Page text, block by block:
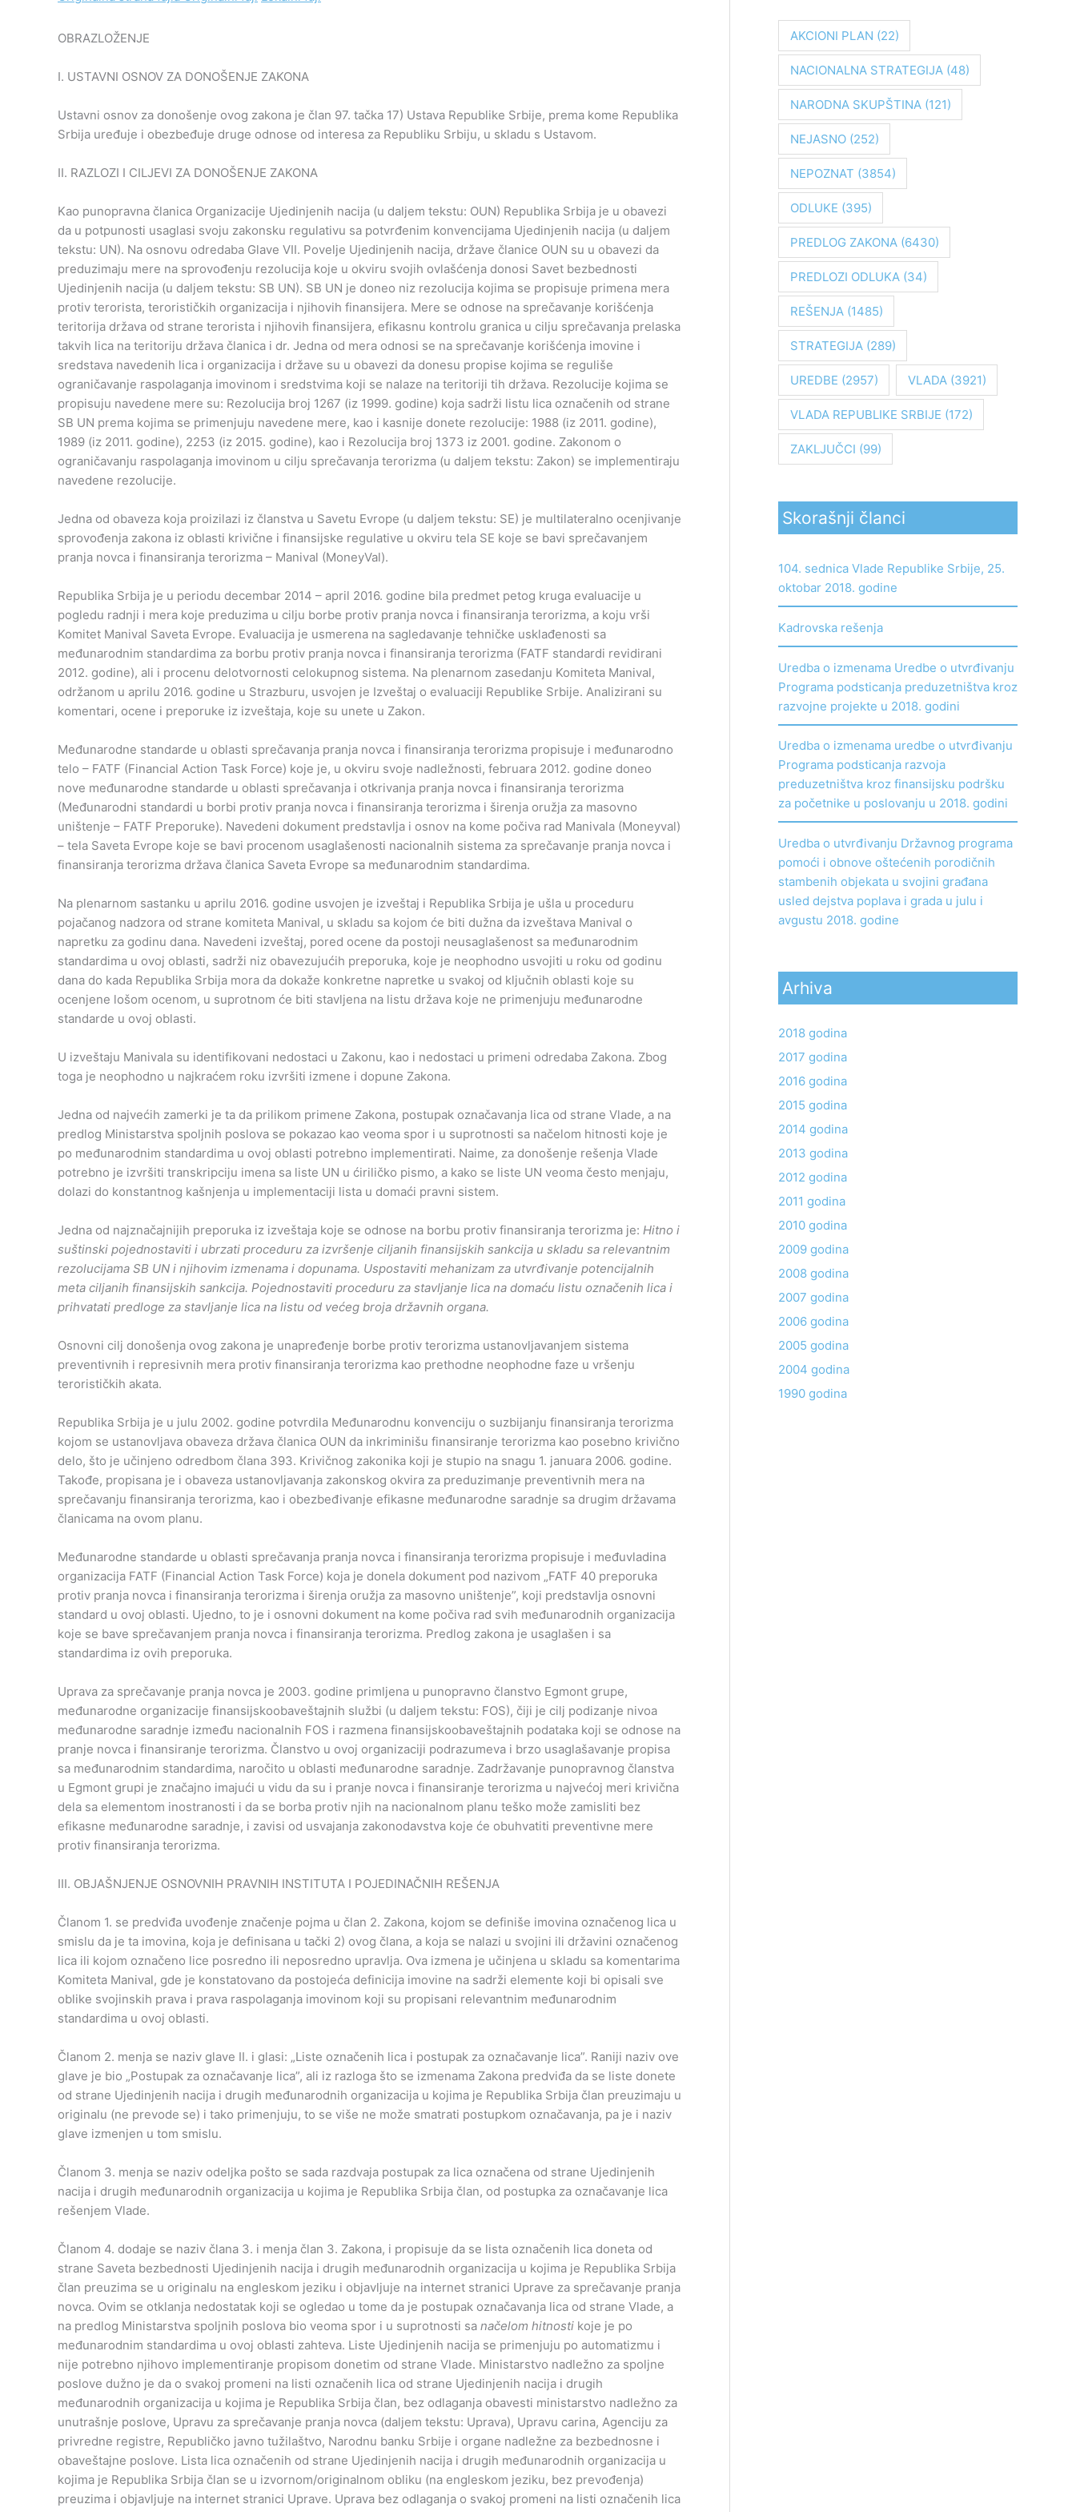
OBRAZLOŽENJE
I. USTAVNI OSNOV ZA DONOŠENJE ZAKONA
Ustavni osnov za donošenje ovog zakona je član 97. tačka 17) Ustava Republike Srbije, prema kome Republika
Srbija uređuje i obezbeđuje druge odnose od interesa za Republiku Srbiju, u skladu s Ustavom.
II. RAZLOZI I CILJEVI ZA DONOŠENJE ZAKONA
Kao punopravna članica Organizacije Ujedinjenih nacija (u daljem tekstu: OUN) Republika Srbija je u obavezi
da u potpunosti usaglasi svoju zakonsku regulativu sa potvrđenim konvencijama Ujedinjenih nacija (u daljem
tekstu: UN). Na osnovu odredaba Glave VII. Povelje Ujedinjenih nacija, države članice OUN su u obavezi da
preduzimaju mere na sprovođenju rezolucija koje u okviru svojih ovlašćenja donosi Savet bezbednosti
Ujedinjenih nacija (u daljem tekstu: SB UN). SB UN je doneo niz rezolucija kojima se propisuje primena mera
protiv terorista, terorističkih organizacija i njihovih finansijera. Mere se odnose na sprečavanje korišćenja
teritorija država od strane terorista i njihovih finansijera, efikasnu kontrolu granica u cilju sprečavanja prelaska
takvih lica na teritoriju država članica i dr. Jedna od mera odnosi se na sprečavanje korišćenja imovine i
sredstava navedenih lica i organizacija i države su u obavezi da donesu propise kojima se reguliše
ograničavanje raspolaganja imovinom i sredstvima koji se nalaze na teritoriji tih država. Rezolucije kojima se
propisuju navedene mere su: Rezolucija broj 1267 (iz 1999. godine) koja sadrži listu lica označenih od strane
SB UN prema kojima se primenjuju navedene mere, kao i kasnije donete rezolucije: 1988 (iz 2011. godine),
1989 (iz 2011. godine), 2253 (iz 2015. godine), kao i Rezolucija broj 1373 iz 2001. godine. Zakonom o
ograničavanju raspolaganja imovinom u cilju sprečavanja terorizma (u daljem tekstu: Zakon) se implementiraju
navedene rezolucije.
Jedna od obaveza koja proizilazi iz članstva u Savetu Evrope (u daljem tekstu: SE) je multilateralno ocenjivanje
sprovođenja zakona iz oblasti krivične i finansijske regulative u okviru tela SE koje se bavi sprečavanjem
pranja novca i finansiranja terorizma – Manival (MoneyVal).
Republika Srbija je u periodu decembar 2014 – april 2016. godine bila predmet petog kruga evaluacije u
pogledu radnji i mera koje preduzima u cilju borbe protiv pranja novca i finansiranja terorizma, a koju vrši
Komitet Manival Saveta Evrope. Evaluacija je usmerena na sagledavanje tehničke usklađenosti sa
međunarodnim standardima za borbu protiv pranja novca i finansiranja terorizma (FATF standardi revidirani
2012. godine), ali i procenu delotvornosti celokupnog sistema. Na plenarnom zasedanju Komiteta Manival,
održanom u aprilu 2016. godine u Strazburu, usvojen je Izveštaj o evaluaciji Republike Srbije. Analizirani su
komentari, ocene i preporuke iz izveštaja, koje su unete u Zakon.
Međunarodne standarde u oblasti sprečavanja pranja novca i finansiranja terorizma propisuje i međunarodno
telo – FATF (Financial Action Task Force) koje je, u okviru svoje nadležnosti, februara 2012. godine doneo
nove međunarodne standarde u oblasti sprečavanja i otkrivanja pranja novca i finansiranja terorizma
(Međunarodni standardi u borbi protiv pranja novca i finansiranja terorizma i širenja oružja za masovno
uništenje – FATF Preporuke). Navedeni dokument predstavlja i osnov na kome počiva rad Manivala (Moneyval)
– tela Saveta Evrope koje se bavi procenom usaglašenosti nacionalnih sistema za sprečavanje pranja novca i
finansiranja terorizma država članica Saveta Evrope sa međunarodnim standardima.
Na plenarnom sastanku u aprilu 2016. godine usvojen je izveštaj i Republika Srbija je ušla u proceduru
pojačanog nadzora od strane komiteta Manival, u skladu sa kojom će biti dužna da izveštava Manival o
napretku za godinu dana. Navedeni izveštaj, pored ocene da postoji neusaglašenost sa međunarodnim
standardima u ovoj oblasti, sadrži niz obavezujućih preporuka, koje je neophodno usvojiti u roku od godinu
dana do kada Republika Srbija mora da dokaže konkretne napretke u svakoj od ključnih oblasti koje su
ocenjene lošom ocenom, u suprotnom će biti stavljena na listu država koje ne primenjuju međunarodne
standarde u ovoj oblasti.
U izveštaju Manivala su identifikovani nedostaci u Zakonu, kao i nedostaci u primeni odredaba Zakona. Zbog
toga je neophodno u najkraćem roku izvršiti izmene i dopune Zakona.
Jedna od najvećih zamerki je ta da prilikom primene Zakona, postupak označavanja lica od strane Vlade, a na
predlog Ministarstva spoljnih poslova se pokazao kao veoma spor i u suprotnosti sa načelom hitnosti koje je
po međunarodnim standardima u ovoj oblasti potrebno implementirati. Naime, za donošenje rešenja Vlade
potrebno je izvršiti transkripciju imena sa liste UN u ćiriličko pismo, a kako se liste UN veoma često menjaju,
dolazi do konstantnog kašnjenja u implementaciji lista u domaći pravni sistem.
Jedna od najznačajnijih preporuka iz izveštaja koje se odnose na borbu protiv finansiranja terorizma je: Hitno i
suštinski pojednostaviti i ubrzati proceduru za izvršenje ciljanih finansijskih sankcija u skladu sa relevantnim
rezolucijama SB UN i njihovim izmenama i dopunama. Uspostaviti mehanizam za utvrđivanje potencijalnih
meta ciljanih finansijskih sankcija. Pojednostaviti proceduru za stavljanje lica na domaću listu označenih lica i
prihvatati predloge za stavljanje lica na listu od većeg broja državnih organa.
Osnovni cilj donošenja ovog zakona je unapređenje borbe protiv terorizma ustanovljavanjem sistema
preventivnih i represivnih mera protiv finansiranja terorizma kao prethodne neophodne faze u vršenju
terorističkih akata.
Republika Srbija je u julu 2002. godine potvrdila Međunarodnu konvenciju o suzbijanju finansiranja terorizma
kojom se ustanovljava obaveza država članica OUN da inkriminišu finansiranje terorizma kao posebno krivično
delo, što je učinjeno odredbom člana 393. Krivičnog zakonika koji je stupio na snagu 1. januara 2006. godine.
Takođe, propisana je i obaveza ustanovljavanja zakonskog okvira za preduzimanje preventivnih mera na
sprečavanju finansiranja terorizma, kao i obezbeđivanje efikasne međunarodne saradnje sa drugim državama
članicama na ovom planu.
Međunarodne standarde u oblasti sprečavanja pranja novca i finansiranja terorizma propisuje i međuvladina
organizacija FATF (Financial Action Task Force) koja je donela dokument pod nazivom „FATF 40 preporuka
protiv pranja novca i finansiranja terorizma i širenja oružja za masovno uništenje”, koji predstavlja osnovni
standard u ovoj oblasti. Ujedno, to je i osnovni dokument na kome počiva rad svih međunarodnih organizacija
koje se bave sprečavanjem pranja novca i finansiranja terorizma. Predlog zakona je usaglašen i sa
standardima iz ovih preporuka.
Uprava za sprečavanje pranja novca je 2003. godine primljena u punopravno članstvo Egmont grupe,
međunarodne organizacije finansijskoobaveštajnih službi (u daljem tekstu: FOS), čiji je cilj podizanje nivoa
međunarodne saradnje između nacionalnih FOS i razmena finansijskoobaveštajnih podataka koji se odnose na
pranje novca i finansiranje terorizma. Članstvo u ovoj organizaciji podrazumeva i brzo usaglašavanje propisa
sa međunarodnim standardima, naročito u oblasti međunarodne saradnje. Zadržavanje punopravnog članstva
u Egmont grupi je značajno imajući u vidu da su i pranje novca i finansiranje terorizma u najvećoj meri krivična
dela sa elementom inostranosti i da se borba protiv njih na nacionalnom planu teško može zamisliti bez
efikasne međunarodne saradnje, i zavisi od usvajanja zakonodavstva koje će obuhvatiti preventivne mere
protiv finansiranja terorizma.
III. OBJAŠNJENJE OSNOVNIH PRAVNIH INSTITUTA I POJEDINAČNIH REŠENJA
Članom 1. se predviđa uvođenje značenje pojma u član 2. Zakona, kojom se definiše imovina označenog lica u
smislu da je ta imovina, koja je definisana u tački 2) ovog člana, a koja se nalazi u svojini ili državini označenog
lica ili kojom označeno lice posredno ili neposredno upravlja. Ova izmena je učinjena u skladu sa komentarima
Komiteta Manival, gde je konstatovano da postojeća definicija imovine na sadrži elemente koji bi opisali sve
oblike svojinskih prava i prava raspolaganja imovinom koji su propisani relevantnim međunarodnim
standardima u ovoj oblasti.
Članom 2. menja se naziv glave II. i glasi: „Liste označenih lica i postupak za označavanje lica”. Raniji naziv ove
glave je bio „Postupak za označavanje lica”, ali iz razloga što se izmenama Zakona predviđa da se liste donete
od strane Ujedinjenih nacija i drugih međunarodnih organizacija u kojima je Republika Srbija član preuzimaju u
originalu (ne prevode se) i tako primenjuju, to se više ne može smatrati postupkom označavanja, pa je i naziv
glave izmenjen u tom smislu.
Članom 3. menja se naziv odeljka pošto se sada razdvaja postupak za lica označena od strane Ujedinjenih
nacija i drugih međunarodnih organizacija u kojima je Republika Srbija član, od postupka za označavanje lica
rešenjem Vlade.
Članom 4. dodaje se naziv člana 3. i menja član 3. Zakona, i propisuje da se lista označenih lica doneta od
strane Saveta bezbednosti Ujedinjenih nacija i drugih međunarodnih organizacija u kojima je Republika Srbija
član preuzima se u originalu na engleskom jeziku i objavljuje na internet stranici Uprave za sprečavanje pranja
novca. Ovim se otklanja nedostatak koji se ogledao u tome da je postupak označavanja lica od strane Vlade, a
na predlog Ministarstva spoljnih poslova bio veoma spor i u suprotnosti sa načelom hitnosti koje je po
međunarodnim standardima u ovoj oblasti zahteva. Liste Ujedinjenih nacija se primenjuju po automatizmu i
nije potrebno njihovo implementiranje propisom donetim od strane Vlade. Ministarstvo nadležno za spoljne
poslove dužno je da o svakoj promeni na listi označenih lica od strane Ujedinjenih nacija i drugih
međunarodnih organizacija u kojima je Republika Srbija član, bez odlaganja obavesti ministarstvo nadležno za
unutrašnje poslove, Upravu za sprečavanje pranja novca (daljem tekstu: Uprava), Upravu carina, Agenciju za
privredne registre, Republičko javno tužilaštvo, Narodnu banku Srbije i organe nadležne za bezbednosne i
obaveštajne poslove. Lista lica označenih od strane Ujedinjenih nacija i drugih međunarodnih organizacija u
kojima je Republika Srbija član se u izvornom/originalnom obliku (na engleskom jeziku, bez prevođenja)
preuzima i objavljuje na internet stranici Uprave. Uprava bez odlaganja o svakoj promeni na listi označenih lica
g
a
:
AKCIONI PLAN (22)
NACIONALNA STRATEGIJA(48)
NARODNA SKUPŠTINA(121)
NEJASNO(252)
NEPOZNAT (3854)
ODLUKE (395)
PREDLOG ZAKONA(6430)
PREDLOZI ODLUKA(34)
REŠENJA(1485)
STRATEGIJA(289)
UREDBE (2957) VLADA(3921)
VLADA REPUBLIKE SRBIJE (172)
ZAKLJUČCI (99)
Skorašnji članci
104. sednica Vlade Republike Srbije, 25.
oktobar 2018. godine
Kadrovska rešenja
Uredba o izmenama Uredbe o utvrđivanju
Programa podsticanja preduzetništva kroz
razvojne projekte u 2018. godini
Uredba o izmenama uredbe o utvrđivanju
Programa podsticanja razvoja
preduzetništva kroz finansijsku podršku
za početnike u poslovanju u 2018. godini
Uredba o utvrđivanju Državnog programa
pomoći i obnove oštećenih porodičnih
stambenih objekata u svojini građana
usled dejstva poplava i grada u julu i
avgustu 2018. godine
Arhiva
2018 godina
2017 godina
2016 godina
2015 godina
2014 godina
2013 godina
2012 godina
2011 godina
2010 godina
2009 godina
2008 godina
2007 godina
2006 godina
2005 godina
2004 godina
1990 godina